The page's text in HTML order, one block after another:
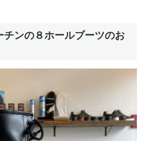
チンの８ホールブーツのお